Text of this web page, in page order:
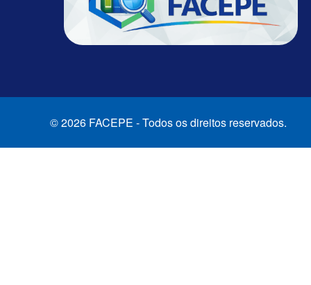
© 2026 FACEPE - Todos os direitos reservados.